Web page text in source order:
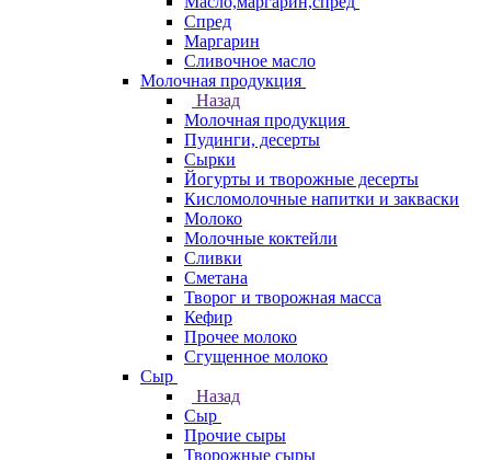
Спред
Маргарин
Сливочное масло
Молочная продукция
Назад
Молочная продукция
Пудинги, десерты
Сырки
Йогурты и творожные десерты
Кисломолочные напитки и закваски
Молоко
Молочные коктейли
Сливки
Сметана
Творог и творожная масса
Кефир
Прочее молоко
Сгущенное молоко
Сыр
Назад
Сыр
Прочие сыры
Творожные сыры